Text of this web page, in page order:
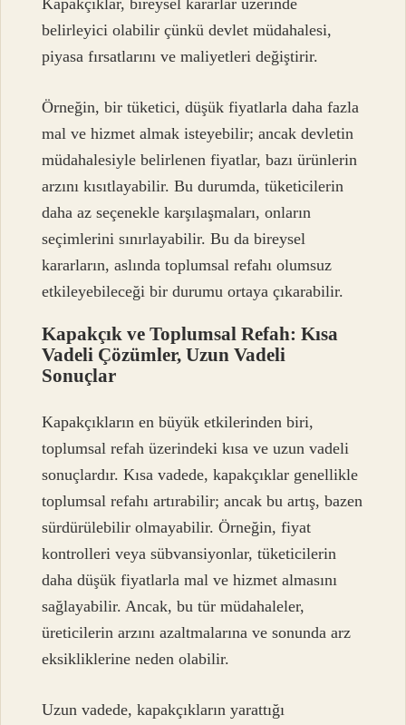
Kapakçıklar, bireysel kararlar üzerinde
belirleyici olabilir çünkü devlet müdahalesi,
piyasa fırsatlarını ve maliyetleri değiştirir.
Örneğin, bir tüketici, düşük fiyatlarla daha fazla
mal ve hizmet almak isteyebilir; ancak devletin
müdahalesiyle belirlenen fiyatlar, bazı ürünlerin
arzını kısıtlayabilir. Bu durumda, tüketicilerin
daha az seçenekle karşılaşmaları, onların
seçimlerini sınırlayabilir. Bu da bireysel
kararların, aslında toplumsal refahı olumsuz
etkileyebileceği bir durumu ortaya çıkarabilir.
Kapakçık ve Toplumsal Refah: Kısa
Vadeli Çözümler, Uzun Vadeli
Sonuçlar
Kapakçıkların en büyük etkilerinden biri,
toplumsal refah üzerindeki kısa ve uzun vadeli
sonuçlardır. Kısa vadede, kapakçıklar genellikle
toplumsal refahı artırabilir; ancak bu artış, bazen
sürdürülebilir olmayabilir. Örneğin, fiyat
kontrolleri veya sübvansiyonlar, tüketicilerin
daha düşük fiyatlarla mal ve hizmet almasını
sağlayabilir. Ancak, bu tür müdahaleler,
üreticilerin arzını azaltmalarına ve sonunda arz
eksikliklerine neden olabilir.
Uzun vadede, kapakçıkların yarattığı